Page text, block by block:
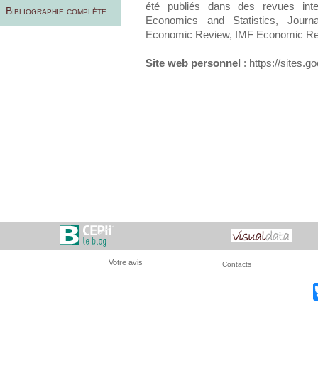
Bibliographie complète
été publiés dans des revues
Economics and Statistics,
Economic Review, IMF Economic
Site web personnel : https://
Votre avis Contacts